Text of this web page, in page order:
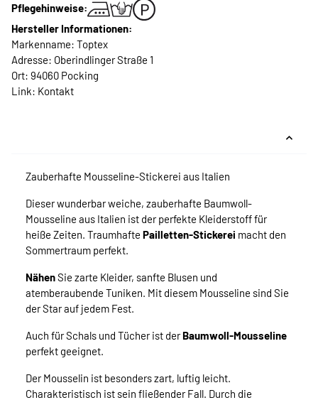
Pflegehinweise:
Hersteller Informationen:
Markenname: Toptex
Adresse: Oberindlinger Straße 1
Ort: 94060 Pocking
Link: Kontakt
Zauberhafte Mousseline-Stickerei aus Italien
Dieser wunderbar weiche, zauberhafte Baumwoll-
Mousseline aus Italien ist der perfekte Kleiderstoff für
heiße Zeiten. Traumhafte Pailletten-Stickerei macht den
Sommertraum perfekt.
NähenSie zarte Kleider, sanfte Blusen und
atemberaubende Tuniken. Mit diesem Mousseline sind Sie
der Star auf jedem Fest.
Auch für Schals und Tücher ist derBaumwoll-Mousseline
perfekt geeignet.
Der Mousselin ist besonders zart, luftig leicht.
Charakteristisch ist sein fließender Fall. Durch die